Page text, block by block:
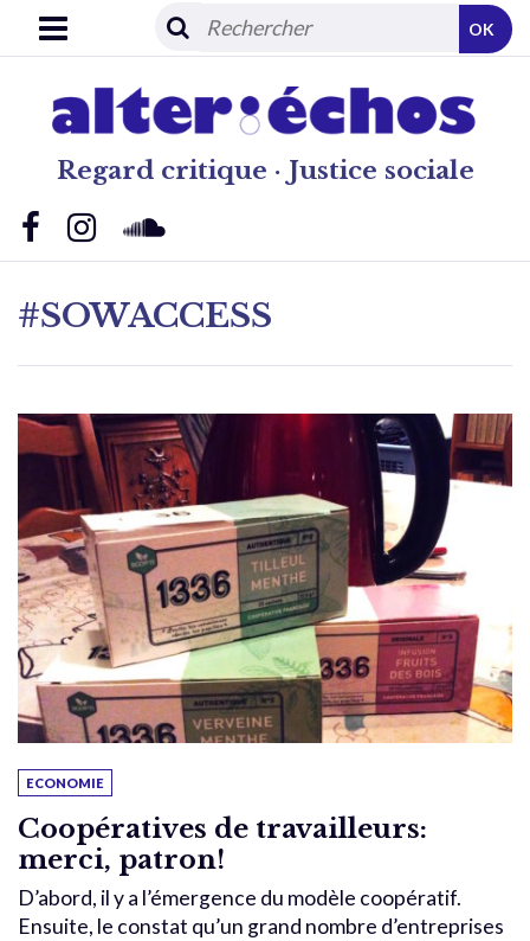
Regard critique · Justice sociale
OK
#SOWACCESS
ECONOMIE
Coopératives de travailleurs:
merci, patron!
D’abord, il y a l’émergence du modèle coopératif.
Ensuite, le constat qu’un grand nombre d’entreprises